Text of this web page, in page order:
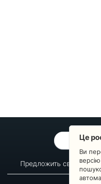
Предложить свой
Це
Ви